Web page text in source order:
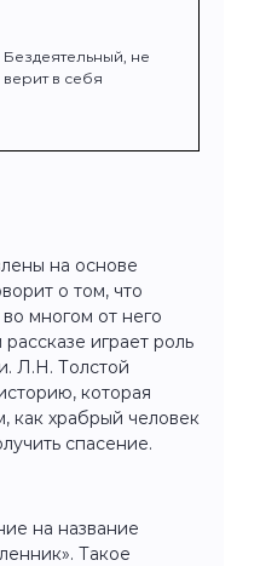
Бездеятельный, не
верит в себя
на основе
о том, что
многом от него
играет роль
Л.Н. Толстой
которая
как храбрый человек
спасение.
на название
Такое